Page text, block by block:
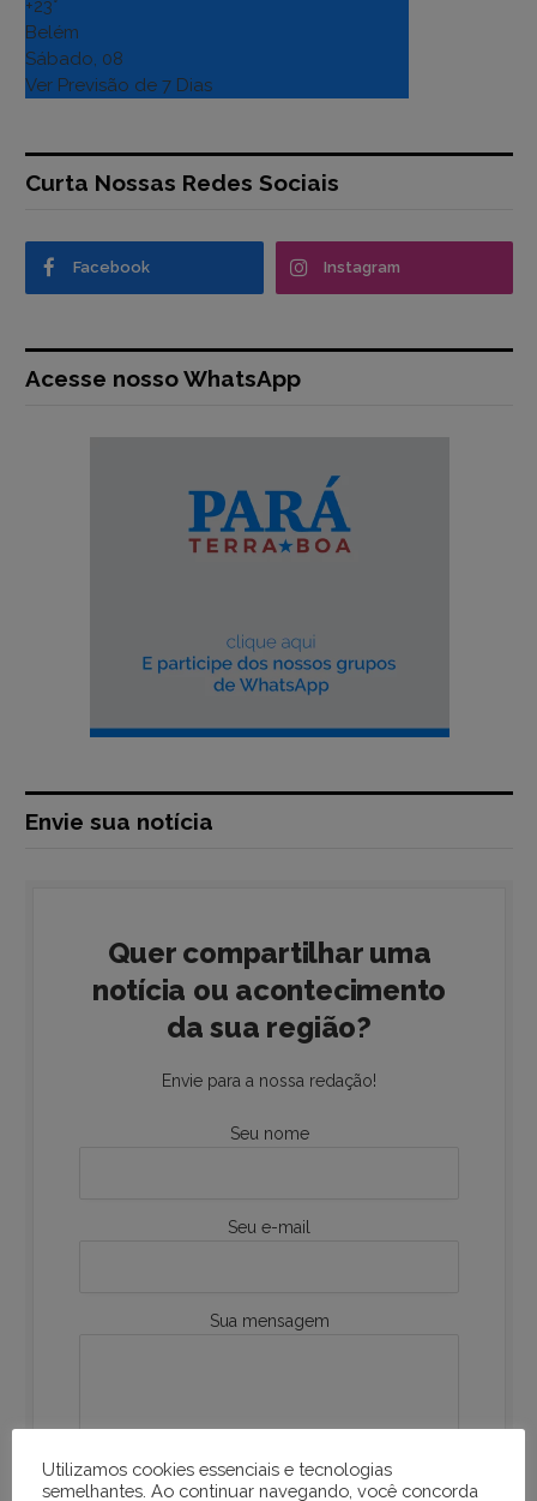
+23°
Belém
Sábado, 08
Ver Previsão de 7 Dias
Curta Nossas Redes Sociais
Facebook Instagram
Acesse nosso WhatsApp
Envie sua notícia
Quer compartilhar uma
notícia ou acontecimento
da sua região?
Envie para a nossa redação!
Seu nome
Seu e-mail
Sua mensagem
Utilizamos cookies essenciais e tecnologias
semelhantes. Ao continuar navegando, você concorda